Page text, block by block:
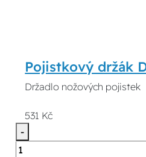
Pojistkový držák
Držadlo nožových pojistek
531 Kč
-